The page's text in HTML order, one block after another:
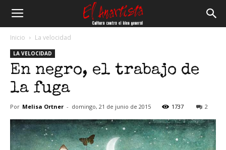
Anartista
Inicio La velocidad
LA VELOCIDAD
En negro, el trabajo de
la fuga
Por Melisa Ortner - domingo, 21 de junio de 2015 1737 2